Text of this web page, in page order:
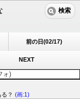
検索
前の日(02/17)
NEXT
ォ)
？ (画:1)